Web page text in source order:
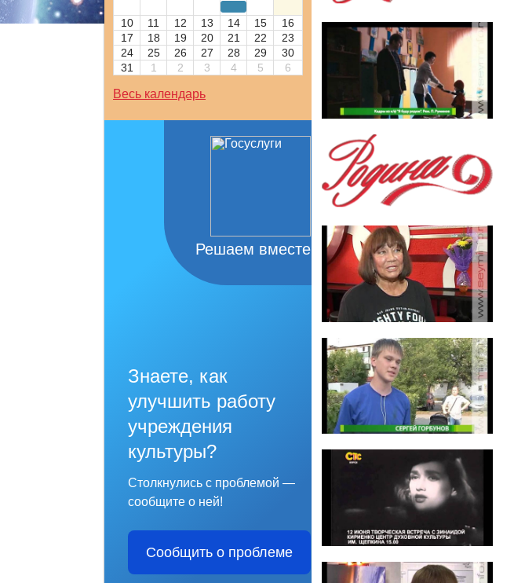
10 11 12 13 14 15
16
17
18 19 20 21 22
23
24
25 26 27 28 29
30
31
1 2 3 4 5 6
Весь календарь
Решаем вместе
Знаете, как
улучшить работу
учреждения
культуры?
Столкнулись с проблемой —
сообщите о ней!
Сообщить о проблеме